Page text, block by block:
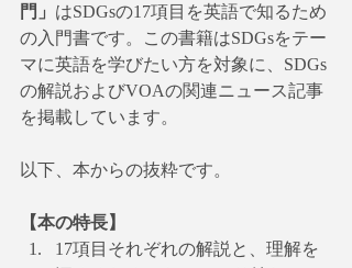
門」 はSDGsの17項目を英語で知るため
の入門書です。この書籍はSDGsをテー
マに英語を学びたい方を対象に、SDGs
の解説およびVOAの関連ニュース記事
を掲載しています。
以下、本からの抜粋です。
【本の特長】
17項目それぞれの解説と、理解を